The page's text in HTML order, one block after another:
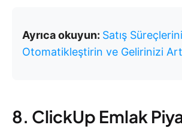
Ayrıca okuyun: Satış
Otomatikleştirin ve Gelirinizi
8. ClickUp Emlak